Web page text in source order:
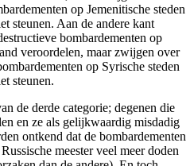
op Jemenitische steden
steunen. Aan de andere kant
bombardementen op
veroordelen, maar zwijgen over
op Syrische steden
steunen.
de derde categorie; degenen die
en ze als gelijkwaardig misdadig
ontkend dat de bombardementen
meester veel meer doden